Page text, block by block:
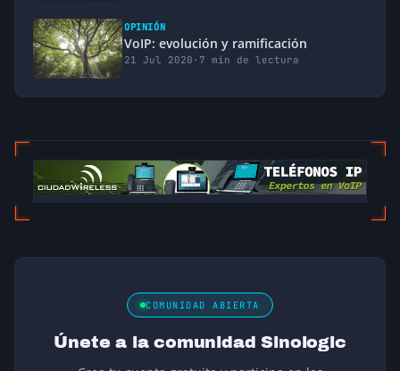
OPINIÓN
VoIP: evolución y ramificación
21 Jul 2020 · 7 min de lectura
COMUNIDAD ABIERTA
Únete a la comunidad Sinologic